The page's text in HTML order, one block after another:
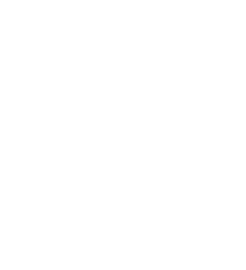
e preparazione